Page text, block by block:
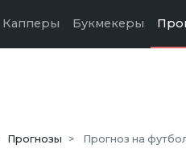
Капперы Букмекеры
Прогнозы Прогноз на